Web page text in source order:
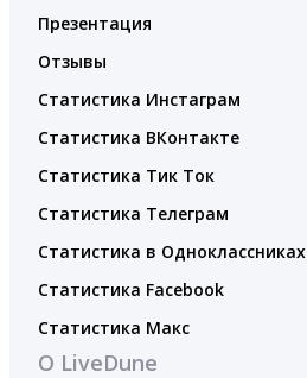
Презентация
Отзывы
Статистика Инстаграм
Статистика ВКонтакте
Статистика Тик Ток
Статистика Телеграм
Статистика в Одноклассниках
Статистика Facebook
Статистика Макс
О LiveDune